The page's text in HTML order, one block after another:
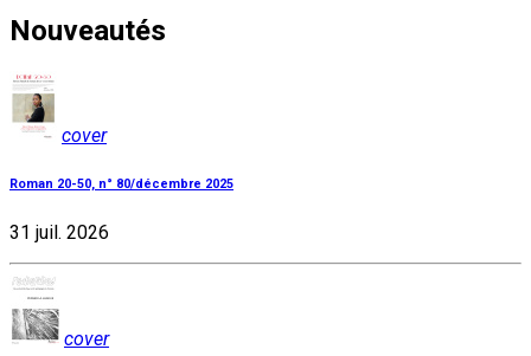
Nouveautés
cover
Roman 20-50, n° 80/décembre 2025
31 juil. 2026
cover